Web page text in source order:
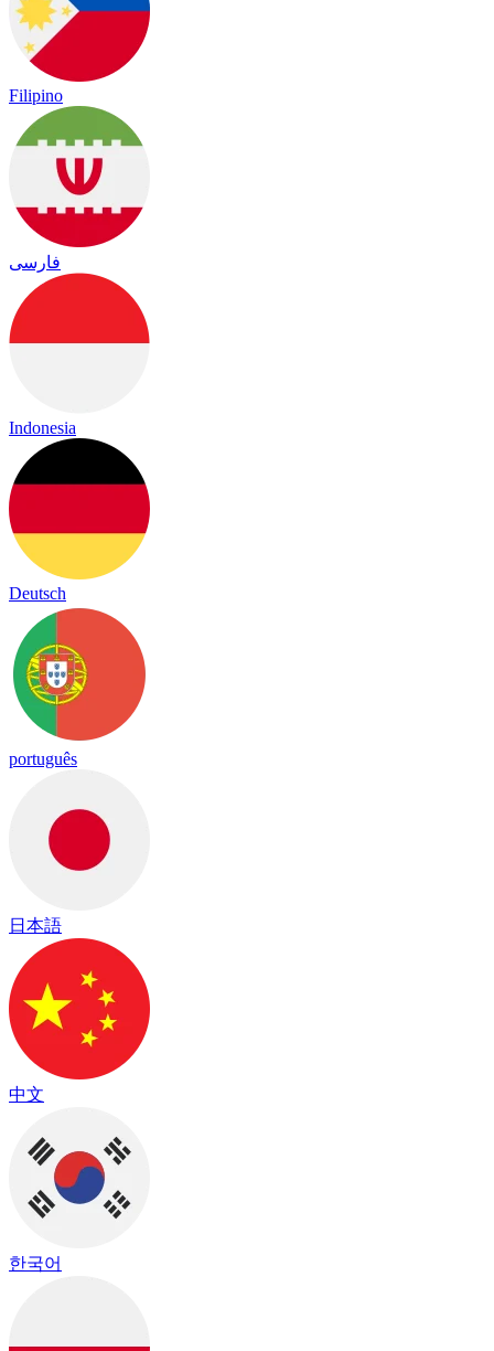
Filipino
فارسی
Indonesia
Deutsch
português
日本語
中文
한국어